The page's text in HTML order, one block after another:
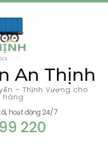
An Thịnh
– Thịnh Vượng cho
hàng
hoạt động 24/7
220